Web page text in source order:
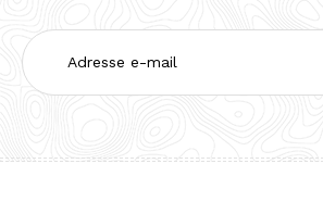
Adresse
e-
mail